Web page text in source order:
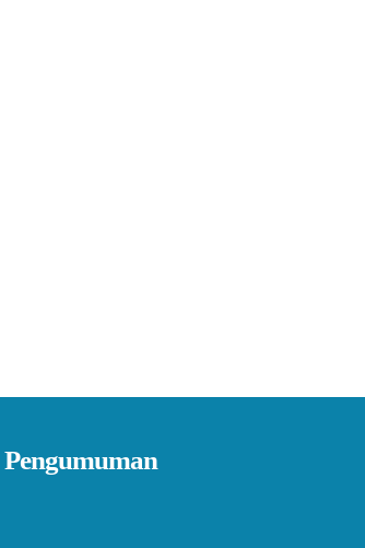
Pengumuman